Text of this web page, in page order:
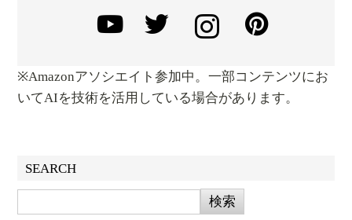
※Amazonアソシエイト参加中。一部コンテンツにお
いてAIを技術を活用している場合があります。
SEARCH